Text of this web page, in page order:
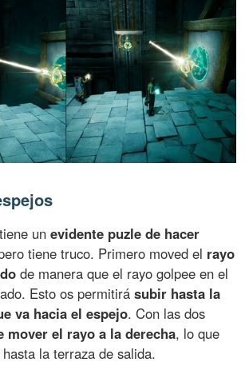
unevidente puzle de hacer
tiene truco. Primero moved el rayo
de manera que el rayo golpee en el
Esto os permitirásubir hasta la
va hacia el espejo. Con las dos
mover el rayo a la derecha, lo que
la terraza de salida.